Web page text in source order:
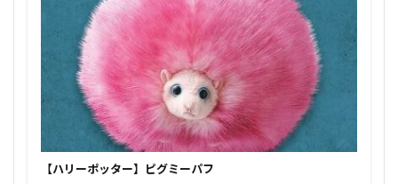
【ハリーポッター】ピグミーパフ